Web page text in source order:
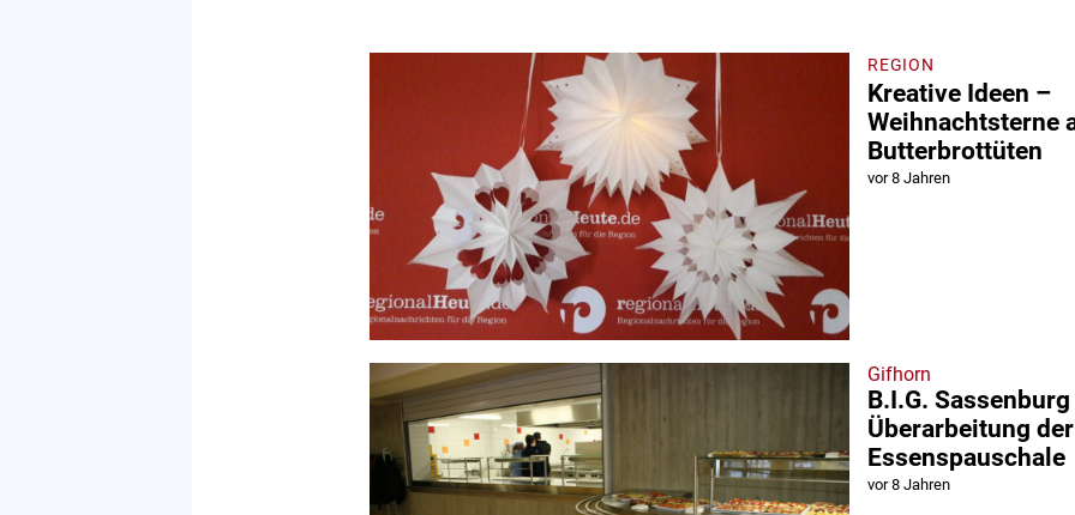
REGION
Kreative Ideen –
Weihnachtsterne
Butterbrottüten
vor 8 Jahren
Gifhorn
B.I.G.
Überarbeitung der
Essenspauschale
vor 8 Jahren